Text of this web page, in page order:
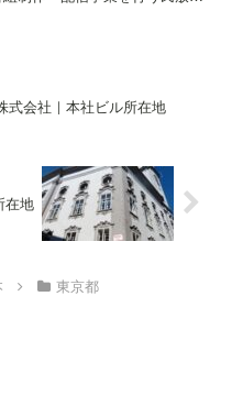
式会社｜本社ビル所在地
在地
東京都